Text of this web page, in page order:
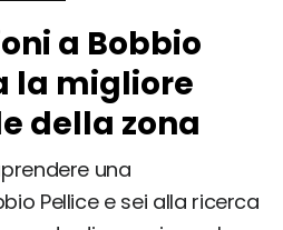
a Bobbio
la migliore
della zona
una
Pellice e sei alla ricerca